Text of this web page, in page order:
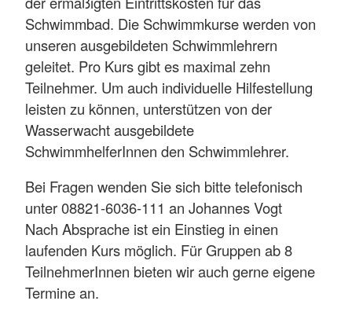
Schwimmbad. Die Schwimmkurse werden von
unseren ausgebildeten Schwimmlehrern
geleitet. Pro Kurs gibt es maximal zehn
Teilnehmer. Um auch individuelle Hilfestellung
leisten zu können, unterstützen von der
Wasserwacht ausgebildete
SchwimmhelferInnen den Schwimmlehrer.
Bei Fragen wenden Sie sich bitte telefonisch
unter 08821-6036-111 an Johannes Vogt
Nach Absprache ist ein Einstieg in einen
laufenden Kurs möglich. Für Gruppen ab 8
TeilnehmerInnen bieten wir auch gerne eigene
Termine an.